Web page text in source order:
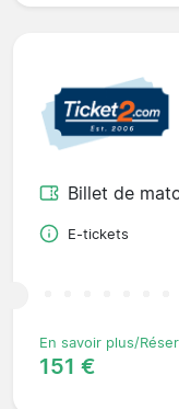
Billet de
E-tickets
En savoir plus/
151 €